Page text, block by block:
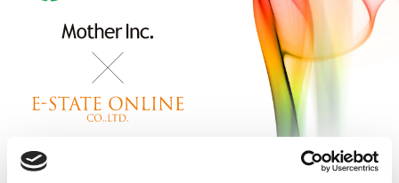
マザーは2019年12月、東京建物グループに加